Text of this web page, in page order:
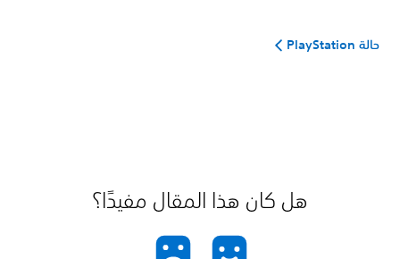
حالة PlayStation
هل كان هذا المقال مفيدًا؟